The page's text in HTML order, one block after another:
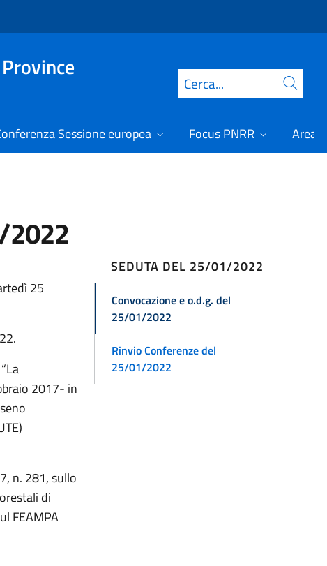
Cerca
Sessione europea Focus PNRR Area
2022
25
2017- in
n. 281, sullo
di
FEAMPA
SEDUTA DEL 25/01/2022
Convocazione e o.d.g. del
25/01/2022
Rinvio Conferenze del
25/01/2022